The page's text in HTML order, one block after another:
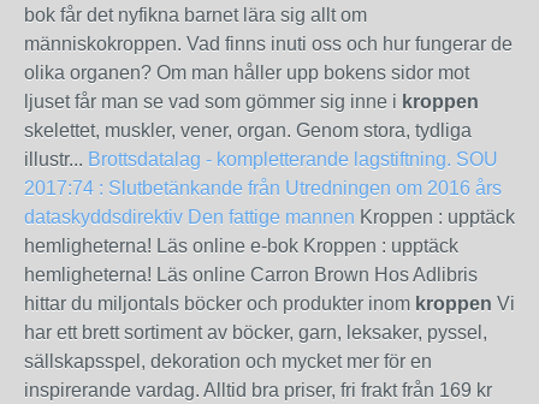
bok får det nyfikna barnet lära sig allt om
människokroppen. Vad finns inuti oss och hur fungerar de
olika organen? Om man håller upp bokens sidor mot
ljuset får man se vad som gömmer sig inne i kroppen
skelettet, muskler, vener, organ. Genom stora, tydliga
illustr... Brottsdatalag - kompletterande lagstiftning. SOU
2017:74 : Slutbetänkande från Utredningen om 2016 års
dataskyddsdirektiv Den fattige mannen Kroppen : upptäck
hemligheterna! Läs online e-bok Kroppen : upptäck
hemligheterna! Läs online Carron Brown Hos Adlibris
hittar du miljontals böcker och produkter inom kroppen Vi
har ett brett sortiment av böcker, garn, leksaker, pyssel,
sällskapsspel, dekoration och mycket mer för en
inspirerande vardag. Alltid bra priser, fri frakt från 169 kr